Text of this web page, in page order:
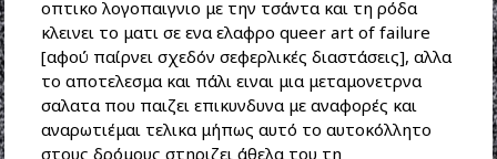
οπτικο λογοπαιγνιο με την τσάντα και τη ρόδα
κλεινει το ματι σε ενα ελαφρο queer art of failure
[αφού παίρνει σχεδόν σεφερλικές διαστάσεις], αλλα
το αποτελεσμα και πάλι ειναι μια μεταμονετρνα
σαλατα που παιζει επικυνδυνα με αναφορές και
αναρωτιέμαι τελικα μήπως αυτό το αυτοκόλλητο
στους δρόμους στηριζει άθελα του τη